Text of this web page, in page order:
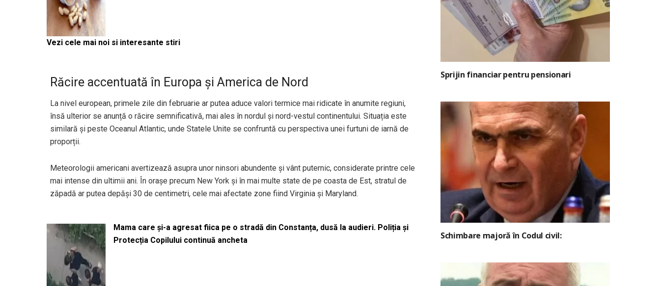
Vezi cele mai noi si interesante stiri
Răcire accentuată în Europa și America de Nord
La nivel european, primele zile din februarie ar putea aduce valori termice mai ridicate în anumite regiuni,
însă ulterior se anunță o răcire semnificativă, mai ales în nordul și nord-vestul continentului. Situația este
similară și peste Oceanul Atlantic, unde Statele Unite se confruntă cu perspectiva unei furtuni de iarnă de
proporții.
Meteorologii americani avertizează asupra unor ninsori abundente și vânt puternic, considerate printre cele
mai intense din ultimii ani. În orașe precum New York și în mai multe state de pe coasta de Est, stratul de
zăpadă ar putea depăși 30 de centimetri, cele mai afectate zone fiind Virginia și Maryland.
Mama care și-a agresat fiica pe o stradă din Constanța, dusă la audieri. Poliția și
Protecția Copilului continuă ancheta
Sprijin financiar pentru pensionari
Schimbare majoră în Codul civil: